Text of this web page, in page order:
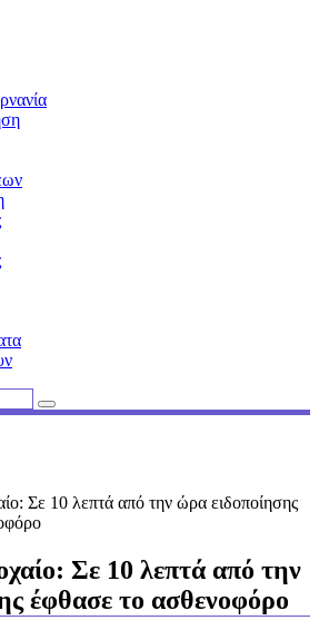
Σε 10 λεπτά από την ώρα ειδοποίησης
Σε 10 λεπτά από την
έφθασε το ασθενοφόρο